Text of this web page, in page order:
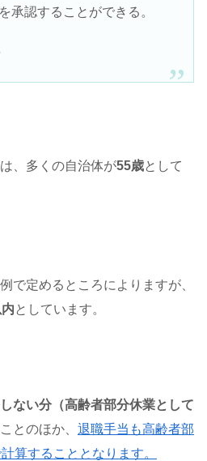
承認することができる。
、多くの自治体が55歳として
で定めるところによりますが、
としています。
ない分（高齢者部分休業として
とのほか、 退職手当も高齢者部
算することとなります。